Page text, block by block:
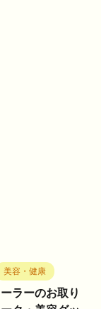
美容・健康
ラーのお取り